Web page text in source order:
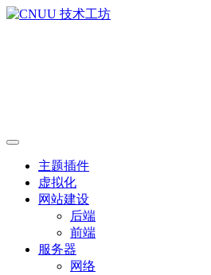
主题插件
虚拟化
网站建设
后端
前端
服务器
网络